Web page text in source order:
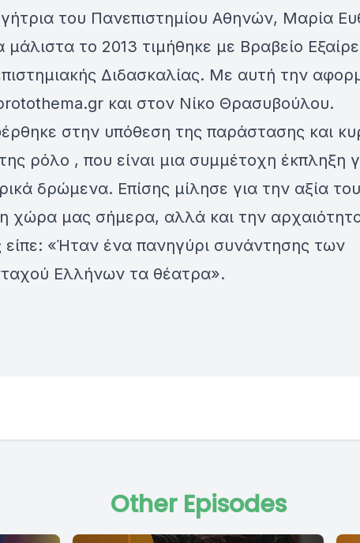
του Πανεπιστημίου Αθηνών, Μαρία
μάλιστα το 2013 τιμήθηκε με Βραβείο
Διδασκαλίας. Με αυτή την
και στον Νίκο Θρασυβούλου.
στην υπόθεση της παράστασης και
ρόλο , που είναι μια συμμέτοχη έκπληξη
δρώμενα. Επίσης μίλησε για την αξία
χώρα μας σήμερα, αλλά και την
είπε: «Ήταν ένα πανηγύρι συνάντησης των
Ελλήνων τα θέατρα».
Other Episodes